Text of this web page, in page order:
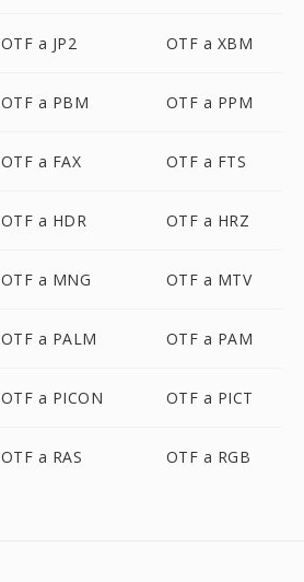
OTF a JP2 OTF a XBM
OTF a PBM OTF a PPM
OTF a FAX OTF a FTS
OTF a HDR OTF a HRZ
OTF a MNG OTF a MTV
OTF a PALM OTF a PAM
OTF a PICON OTF a PICT
OTF a RAS OTF a RGB